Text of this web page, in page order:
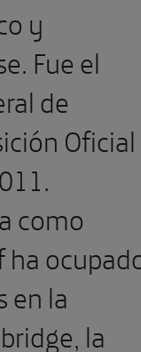
y
Fue el
de
Oficial
como
en la
la